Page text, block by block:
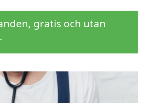
gratis och utan